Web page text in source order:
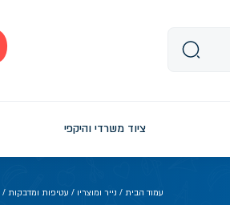
ציוד משרדי והיקפי
עמוד הבית / נייר ומוצריו / עטיפות ומדבקות /